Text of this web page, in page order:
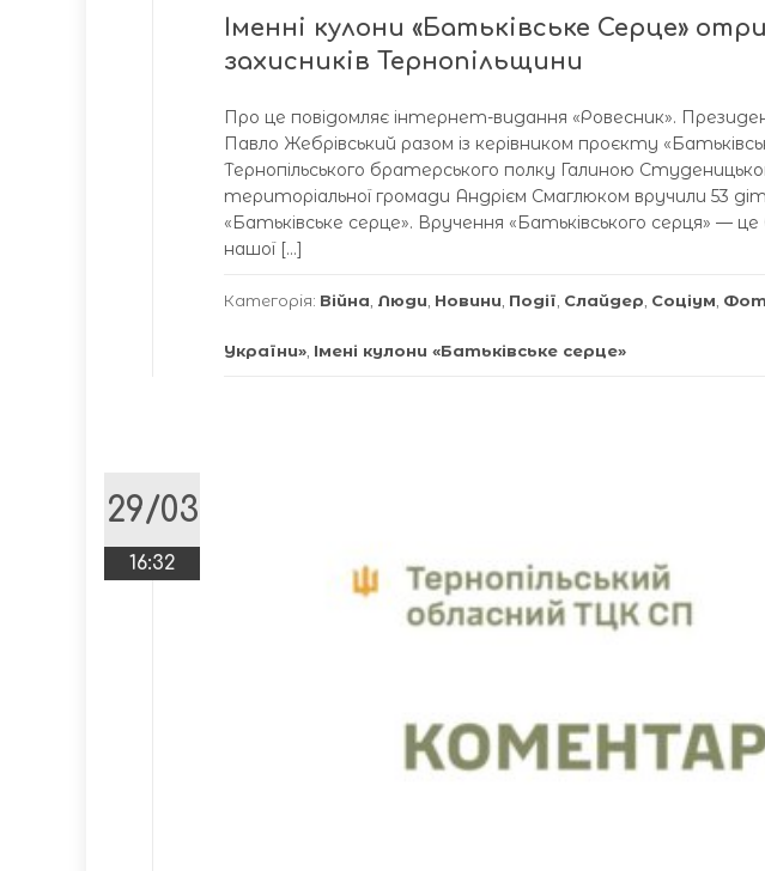
Іменні кулони «Батьківське Серце»
захисників Тернопільщини
Про це повідомляє інтернет-видання «Ровесник».
Павло Жебрівський разом із керівником проєкту
Тернопільського братерського полку Галиною
територіальної громади Андрієм Смаглюком вручили 53
«Батьківське серце». Вручення «Батьківського серця» —
нашої […]
Категорія: Війна, Люди, Новини, Події, Слайдер, Соціум,
України», Імені кулони «Батьківське серце»
29/03
16:32